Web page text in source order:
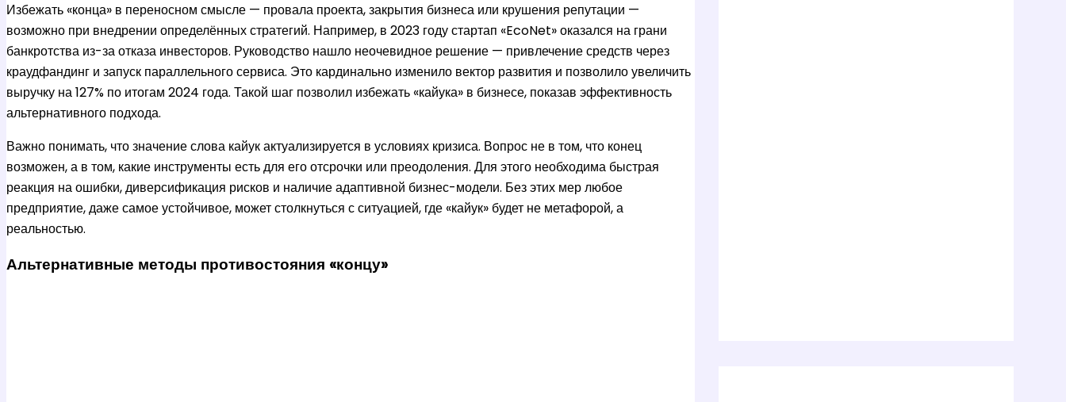
Избежать «конца» в переносном смысле — провала проекта, закрытия бизнеса или крушения репутации —
возможно при внедрении определённых стратегий. Например, в 2023 году стартап «EcoNet» оказался на грани
банкротства из-за отказа инвесторов. Руководство нашло неочевидное решение — привлечение средств через
краудфандинг и запуск параллельного сервиса. Это кардинально изменило вектор развития и позволило увеличить
выручку на 127% по итогам 2024 года. Такой шаг позволил избежать «кайука» в бизнесе, показав эффективность
альтернативного подхода.
Важно понимать, что значение слова кайук актуализируется в условиях кризиса. Вопрос не в том, что конец
возможен, а в том, какие инструменты есть для его отсрочки или преодоления. Для этого необходима быстрая
реакция на ошибки, диверсификация рисков и наличие адаптивной бизнес-модели. Без этих мер любое
предприятие, даже самое устойчивое, может столкнуться с ситуацией, где «кайук» будет не метафорой, а
реальностью.
Альтернативные методы противостояния «концу»